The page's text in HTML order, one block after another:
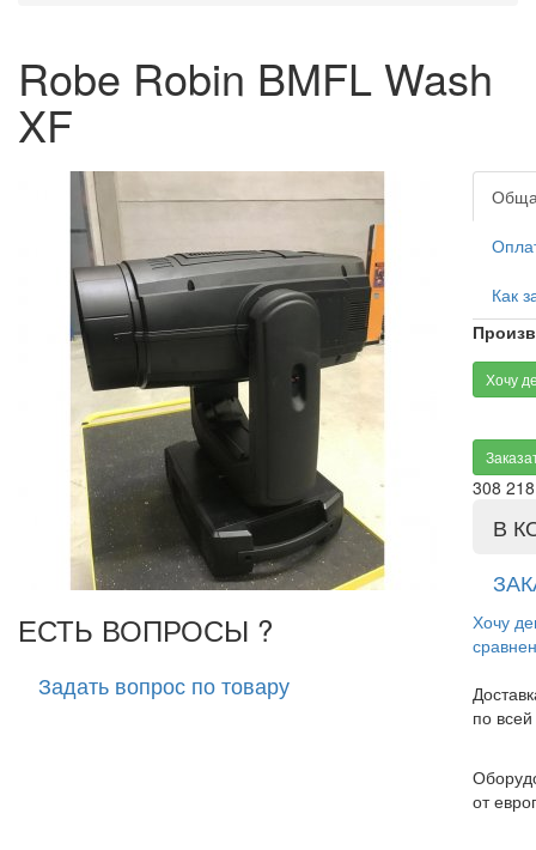
Robe Robin BMFL Wash
XF
ЕСТЬ ВОПРОСЫ ?
Задать вопрос по товару
Как
Хочу
308 218
В
Хочу
по
от